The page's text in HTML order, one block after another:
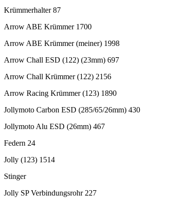
Krümmerhalter 87
Arrow ABE Krümmer 1700
Arrow ABE Krümmer (meiner) 1998
Arrow Chall ESD (122) (23mm) 697
Arrow Chall Krümmer (122) 2156
Arrow Racing Krümmer (123) 1890
Jollymoto Carbon ESD (285/65/26mm) 430
Jollymoto Alu ESD (26mm) 467
Federn 24
Jolly (123) 1514
Stinger
Jolly SP Verbindungsrohr 227